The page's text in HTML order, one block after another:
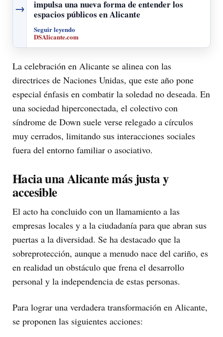
→
impulsa una nueva forma de entender los
espacios públicos en Alicante
Seguir leyendo
DSAlicante.com
La celebración en Alicante se alinea con las
directrices de Naciones Unidas, que este año pone
especial énfasis en combatir la soledad no deseada. En
una sociedad hiperconectada, el colectivo con
síndrome de Down suele verse relegado a círculos
muy cerrados, limitando sus interacciones sociales
fuera del entorno familiar o asociativo.
Hacia una Alicante más justa y
accesible
El acto ha concluido con un llamamiento a las
empresas locales y a la ciudadanía para que abran sus
puertas a la diversidad. Se ha destacado que la
sobreprotección, aunque a menudo nace del cariño, es
en realidad un obstáculo que frena el desarrollo
personal y la independencia de estas personas.
Para lograr una verdadera transformación en Alicante,
se proponen las siguientes acciones: